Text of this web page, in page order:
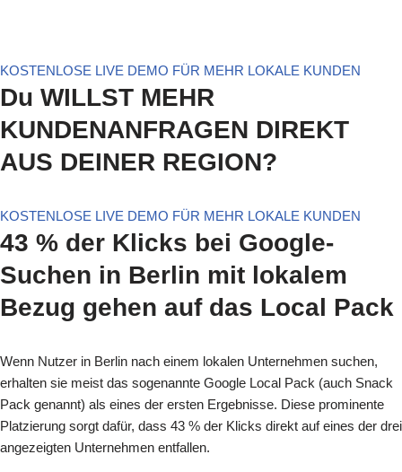
KOSTENLOSE LIVE DEMO FÜR MEHR LOKALE KUNDEN
Du WILLST MEHR
KUNDENANFRAGEN DIREKT
AUS DEINER REGION?
KOSTENLOSE LIVE DEMO FÜR MEHR LOKALE KUNDEN
43 % der Klicks bei Google-
Suchen in Berlin mit lokalem
Bezug gehen auf das Local Pack
Wenn Nutzer in Berlin nach einem lokalen Unternehmen suchen,
erhalten sie meist das sogenannte Google Local Pack (auch Snack
Pack genannt) als eines der ersten Ergebnisse. Diese prominente
Platzierung sorgt dafür, dass 43 % der Klicks direkt auf eines der drei
angezeigten Unternehmen entfallen.